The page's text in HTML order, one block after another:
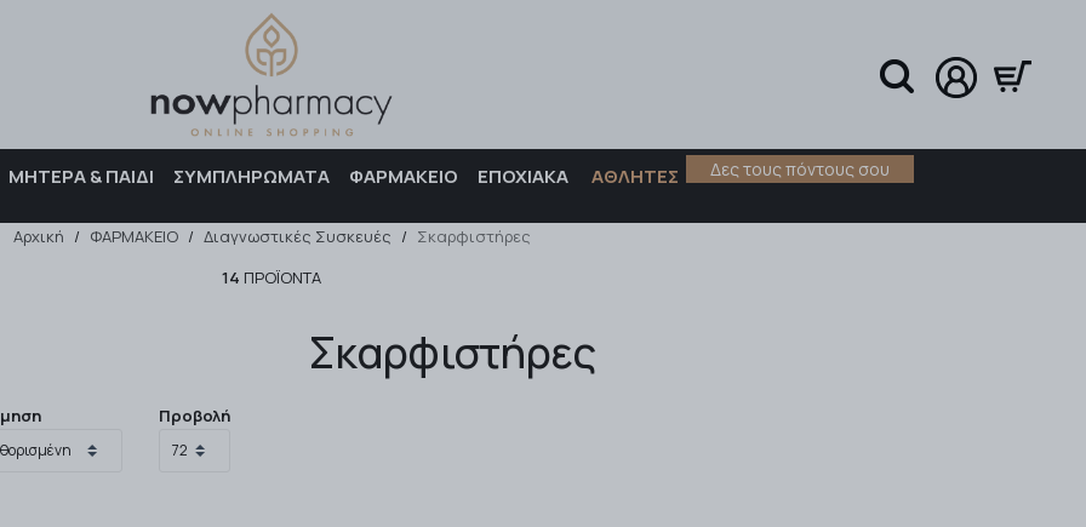
ΜΗΤΕΡΑ & ΠΑΙΔΙ ΣΥΜΠΛΗΡΩΜΑΤΑ ΦΑΡΜΑΚΕΙΟ ΕΠΟΧΙΑΚΑ ΑΘΛΗΤΕΣ Δες τους πόντους σου
Αναζήτηση
Αρχική / ΦΑΡΜΑΚΕΙΟ / Διαγνωστικές Συσκευές / Σκαρφιστήρες
14 ΠΡΟΪΌΝΤΑ
Σκαρφιστήρες
Προβολή